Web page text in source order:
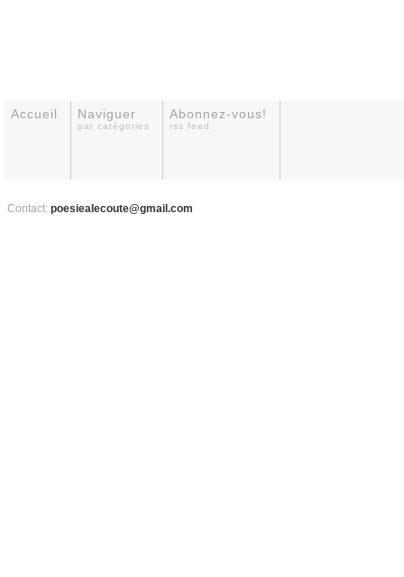
Accueil Naviguer
par catégories
Abonnez-vous!
rss feed
Contact: poesiealecoute@gmail.com